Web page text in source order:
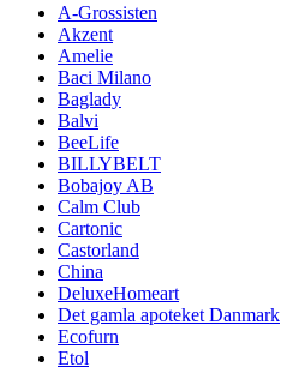
A-Grossisten
Akzent
Amelie
Baci Milano
Baglady
Balvi
BeeLife
BILLYBELT
Bobajoy AB
Calm Club
Cartonic
Castorland
China
DeluxeHomeart
Det gamla apoteket Danmark
Ecofurn
Etol